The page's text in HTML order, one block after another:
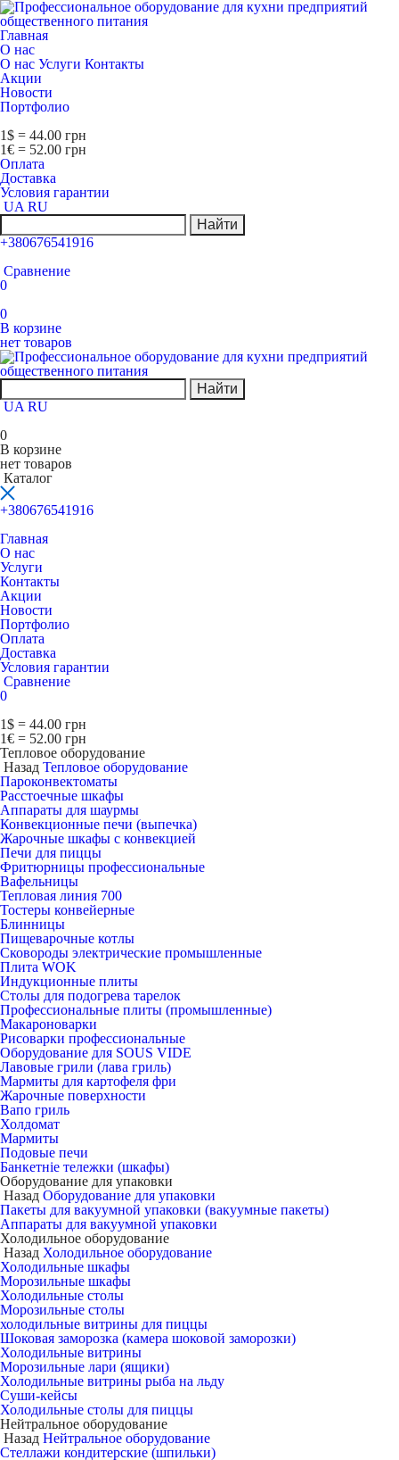
Главная
О нас
О нас Услуги Контакты
Акции
Новости
Портфолио
1$ = 44.00 грн
1€ = 52.00 грн
Оплата
Доставка
Условия гарантии
UA RU
Найти
+380676541916
Сравнение
0
0
В корзине
нет товаров
Найти
UA RU
0
В корзине
нет товаров
Каталог
+380676541916
Главная
О нас
Услуги
Контакты
Акции
Новости
Портфолио
Оплата
Доставка
Условия гарантии
Сравнение
0
1$ = 44.00 грн
1€ = 52.00 грн
Тепловое оборудование
Назад Тепловое оборудование
Пароконвектоматы
Расcтоечные шкафы
Аппараты для шаурмы
Конвекционные печи (выпечка)
Жарочные шкафы с конвекцией
Печи для пиццы
Фритюрницы профессиональные
Вафельницы
Тепловая линия 700
Тостеры конвейерные
Блинницы
Пищеварочные котлы
Сковороды электрические промышленные
Плита WOK
Индукционные плиты
Столы для подогрева тарелок
Профессиональные плиты (промышленные)
Макароноварки
Рисоварки профессиональные
Оборудование для SOUS VIDE
Лавовые грили (лава гриль)
Мармиты для картофеля фри
Жарочные поверхности
Вапо гриль
Холдомат
Мармиты
Подовые печи
Банкетніе тележки (шкафы)
Оборудование для упаковки
Назад Оборудование для упаковки
Пакеты для вакуумной упаковки (вакуумные пакеты)
Аппараты для вакуумной упаковки
Холодильное оборудование
Назад Холодильное оборудование
Холодильные шкафы
Морозильные шкафы
Холодильные столы
Морозильные столы
холодильные витрины для пиццы
Шоковая заморозка (камера шоковой заморозки)
Холодильные витрины
Морозильные лари (ящики)
Холодильные витрины рыба на льду
Суши-кейсы
Холодильные столы для пиццы
Нейтральное оборудование
Назад Нейтральное оборудование
Стеллажи кондитерские (шпильки)